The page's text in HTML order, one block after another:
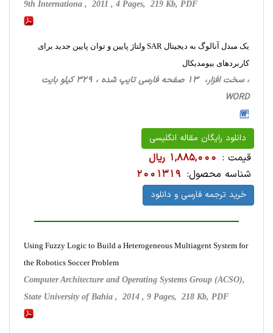
9th Internationa , 2011 , 4 Pages, 219 Kb, PDF
یک مبدل آنالوگ به دیجیتال SAR ولتاژ پایین و توان پایین جدید برای
کاربردهای بیومدیکال
، سخت ‌افزار، 13 صفحه فارسی تایپ شده ، 329 کیلو بایت
WORD
دانلود رایگان مقاله انگلیسی
قیمت : 1,885,000 ریال
شناسه محصول: 2001319
خرید ترجمه فارسی و دانلود
Using Fuzzy Logic to Build a Heterogeneous Multiagent System for
the Robotics Soccer Problem
Computer Architecture and Operating Systems Group (ACSO),
State University of Bahia , 2014 , 9 Pages, 218 Kb, PDF